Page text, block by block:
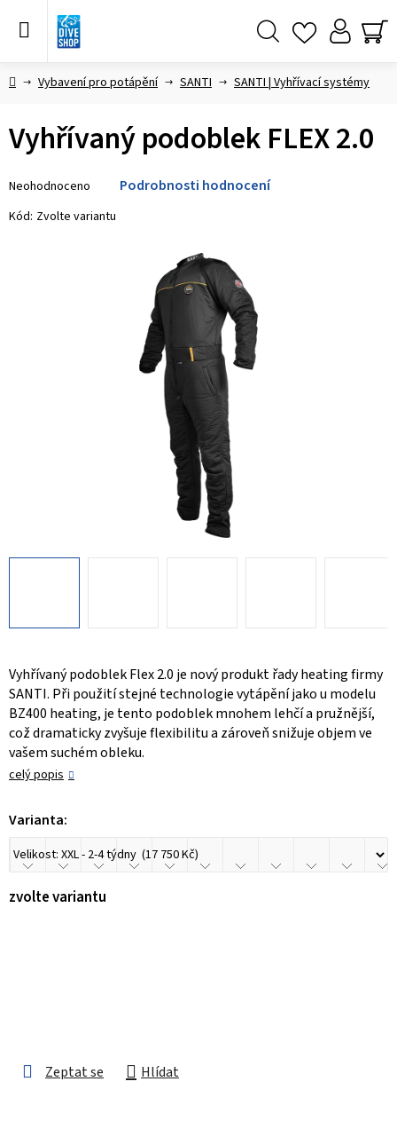
DomůVybavení pro potápění SANTI SANTI | Vyhřívací systémy
Vyhřívaný podoblek Flex 2.0 je nový produkt řady heating firmy
SANTI. Při použití stejné technologie vytápění jako u modelu
BZ400 heating, je tento podoblek mnohem lehčí a pružnější,
což dramaticky zvyšuje flexibilitu a zároveň snižuje objem ve
vašem suchém obleku.
celý popis
Varianta:
zvolte variantu
Zeptat se Hlídat
Vyhřívaný podoblek FLEX 2.0
hodnocení
produktu
Neohodnoceno Podrobnosti hodnocení
Kód: Zvolte variantu